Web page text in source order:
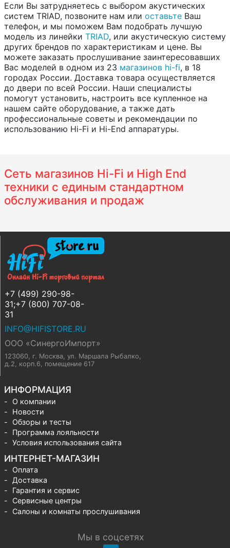
Если Вы затрудняетесь с выбором акустических
систем TRIAD, позвоните нам или оставьте Ваш
телефон, и мы поможем Вам подобрать лучшую
модель из линейки TRIAD, или акустическую систему
других брендов по характеристикам и цене. Вы
можете заказать прослушивание заинтересовавших
Вас моделей в одном из 23 магазинов hi-fi, в 18
городах России. Доставка товара осуществляется
до двери по всей России. Наши специалисты
помогут установить, настроить все купленное на
нашем сайте оборудование, а также дать
профессиональные советы и рекомендации по
использованию Hi-Fi и Hi-End аппаратуры.
Сеть магазинов Hi-Fi и High End
техники с единым стандартном
обслуживания и продаж
+7 (499) 290-98-
31;+7 (800) 707-08-
31
INFO@HIFISTORE.RU
ООО «СинергоИмпорт»
123060, г. Москва, ул. Маршала Рыбалко,
д.2, корп.6, помещение 617
ИНФОРМАЦИЯ
О компании
Новости
Обзоры и тесты
Программа лояльности
Условия использования сайта
ИНТЕРНЕТ-МАГАЗИН
Оплата
Доставка
Гарантия и сервис
Сервисные центры
Салоны и комнаты прослушивания
Мы в соцсетях